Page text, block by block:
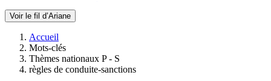
Voir le fil d’Ariane
Accueil
Mots-clés
Thèmes nationaux P - S
règles de conduite-sanctions